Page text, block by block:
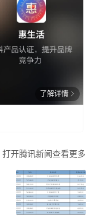
了解详情
打开腾讯新闻查看更多